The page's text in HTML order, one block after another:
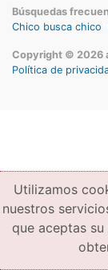
Búsquedas
Chico busca chico
Copyright © 2026
Política de
Utilizamos
nuestros
que aceptas